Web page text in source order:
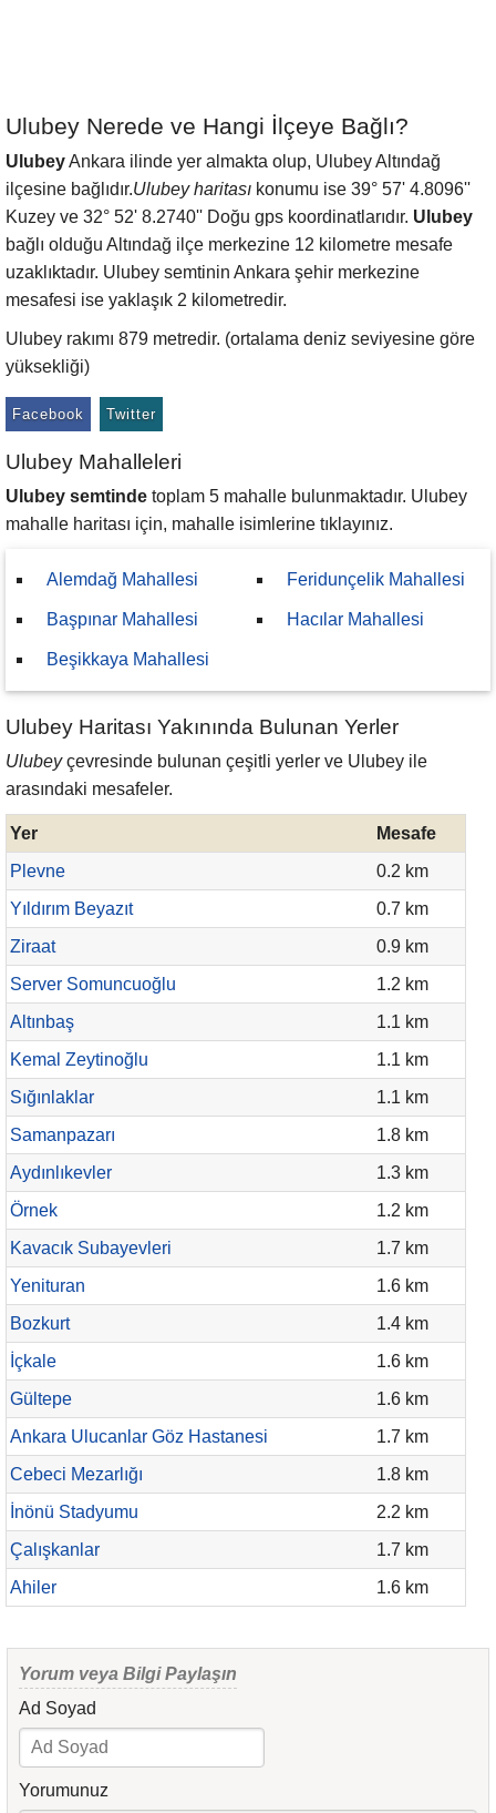
Ulubey Nerede ve Hangi İlçeye Bağlı?
UlubeyAnkara ilinde yer almakta olup, Ulubey Altındağ
ilçesine bağlıdır.Ulubey haritası konumu ise 39° 57' 4.8096''
Kuzey ve 32° 52' 8.2740'' Doğu gps koordinatlarıdır. Ulubey
bağlı olduğu Altındağ ilçe merkezine 12 kilometre mesafe
uzaklıktadır. Ulubey semtinin Ankara şehir merkezine
mesafesi ise yaklaşık 2 kilometredir.
Ulubey rakımı 879 metredir. (ortalama deniz seviyesine göre
yüksekliği)
Facebook Twitter
Ulubey Mahalleleri
Ulubey semtinde toplam 5 mahalle bulunmaktadır. Ulubey
mahalle haritası için, mahalle isimlerine tıklayınız.
Alemdağ Mahallesi
Başpınar Mahallesi
Beşikkaya Mahallesi
Feridunçelik Mahallesi
Hacılar Mahallesi
Ulubey Haritası Yakınında Bulunan Yerler
Ulubeyçevresinde bulunan çeşitli yerler ve Ulubey ile
arasındaki mesafeler.
Yer
Mesafe
Plevne
0.2 km
Yıldırım Beyazıt
0.7 km
Ziraat
0.9 km
Server Somuncuoğlu
1.2 km
Altınbaş
1.1 km
Kemal Zeytinoğlu
1.1 km
Sığınlaklar
1.1 km
Samanpazarı
1.8 km
Aydınlıkevler
1.3 km
Örnek
1.2 km
Kavacık Subayevleri
1.7 km
Yenituran
1.6 km
Bozkurt
1.4 km
İçkale
1.6 km
Gültepe
1.6 km
Ankara Ulucanlar Göz Hastanesi
1.7 km
Cebeci Mezarlığı
1.8 km
İnönü Stadyumu
2.2 km
Çalışkanlar
1.7 km
Ahiler
1.6 km
Yorum veya Bilgi Paylaşın
Ad Soyad
Yorumunuz